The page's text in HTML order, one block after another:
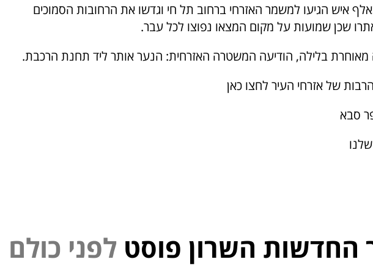
איש הגיעו למשמר האזרחי ברחוב תל חי וגדשו את הרחובות הסמוכים
שכן שמועות על מקום המצאו נפוצו לכל עבר.
בלילה, הודיעה המשטרה האזרחית: הנער אותר ליד תחנת הרכבת.
של אזרחי העיר לחצו כאן
סבא
החדשות השרון פוסט כ לם